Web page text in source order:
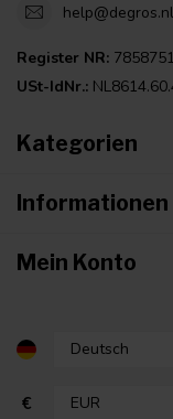
help@degros.nl
Register NR:
USt-IdNr.:
Kategorien
Informationen
Mein Konto
€